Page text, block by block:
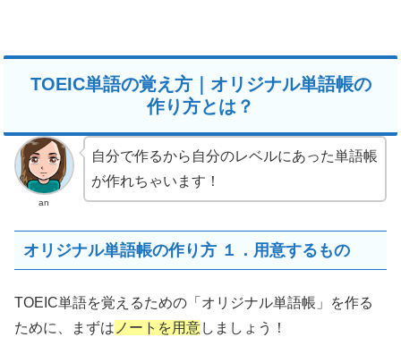
TOEIC単語の覚え方｜オリジナル単語帳の
作り方とは？
an
自分で作るから自分のレベルにあった単語帳
が作れちゃいます！
オリジナル単語帳の作り方 １．用意するもの
TOEIC単語を覚えるための「オリジナル単語帳」を作る
ために、まずは ノートを用意しましょう！